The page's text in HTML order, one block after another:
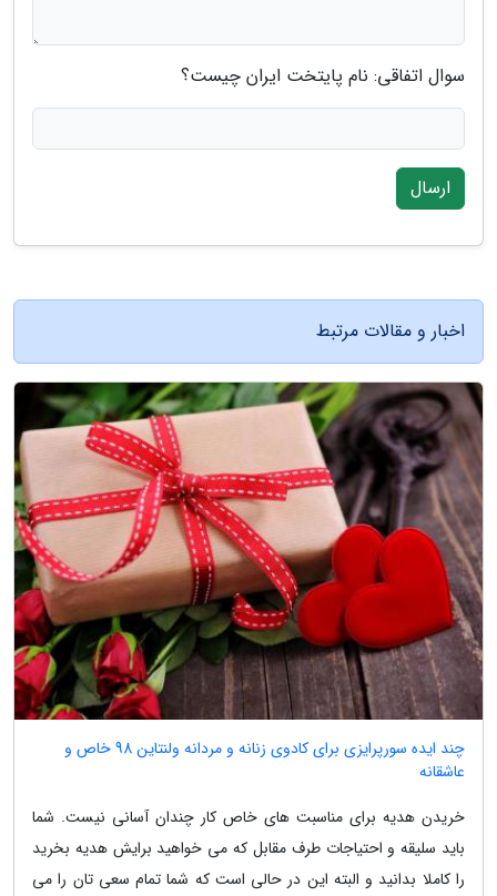
سوال اتفاقی: نام پایتخت ایران چیست؟
ارسال
اخبار و مقالات مرتبط
چند ایده سورپرایزی برای کادوی زنانه و مردانه ولنتاین 98 خاص و
عاشقانه
خریدن هدیه برای مناسبت های خاص کار چندان آسانی نیست. شما
باید سلیقه و احتیاجات طرف مقابل که می خواهید برایش هدیه بخرید
را کاملا بدانید و البته این در حالی است که شما تمام سعی تان را می